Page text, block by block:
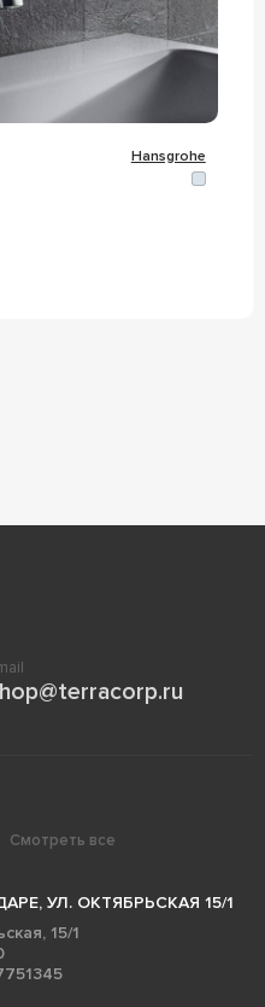
Hansgrohe
Смотреть все
УЛ. ОКТЯБРЬСКАЯ 15/1
15/1